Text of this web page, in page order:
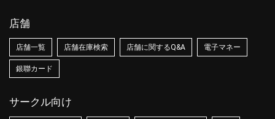
店舗
店舗一覧 店舗在庫検索 店舗に関するQ&A 電子マネー
銀聯カード
サークル向け